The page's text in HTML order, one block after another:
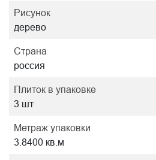
Рисунок
дерево
Страна
россия
Плиток в упаковке
3 шт
Метраж упаковки
3.8400 кв.м